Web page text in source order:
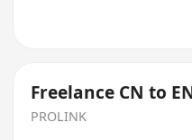
Freelance CN to
PROLINK